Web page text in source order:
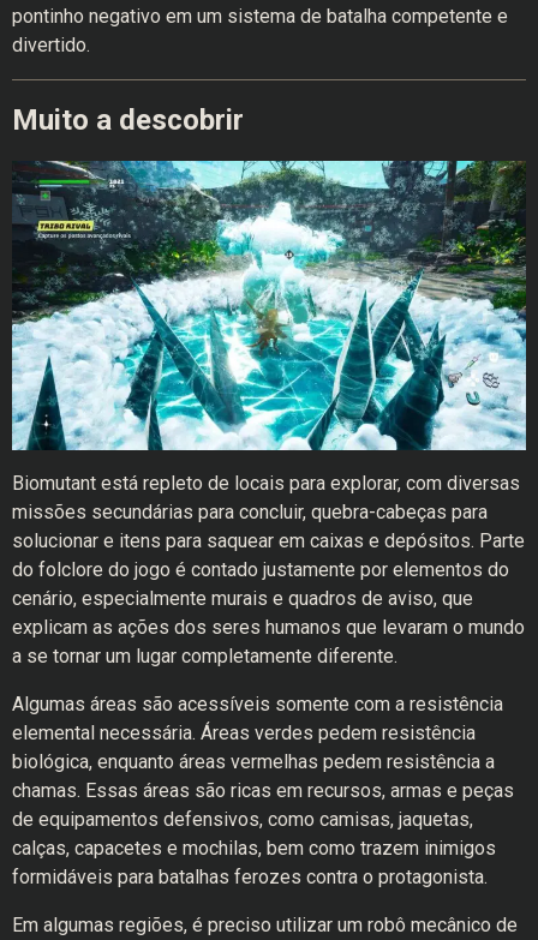
pontinho negativo em um sistema de batalha competente e
divertido.
Muito a descobrir
Biomutant está repleto de locais para explorar, com diversas
missões secundárias para concluir, quebra-cabeças para
solucionar e itens para saquear em caixas e depósitos. Parte
do folclore do jogo é contado justamente por elementos do
cenário, especialmente murais e quadros de aviso, que
explicam as ações dos seres humanos que levaram o mundo
a se tornar um lugar completamente diferente.
Algumas áreas são acessíveis somente com a resistência
elemental necessária. Áreas verdes pedem resistência
biológica, enquanto áreas vermelhas pedem resistência a
chamas. Essas áreas são ricas em recursos, armas e peças
de equipamentos defensivos, como camisas, jaquetas,
calças, capacetes e mochilas, bem como trazem inimigos
formidáveis para batalhas ferozes contra o protagonista.
Em algumas regiões, é preciso utilizar um robô mecânico de